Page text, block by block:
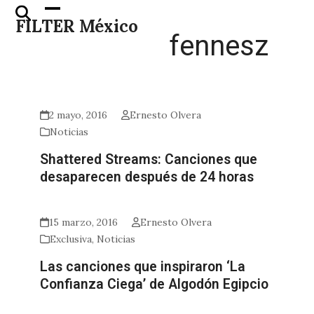
Skip
FILTER México
Open
mobile
Close
mobile
fennesz
2 mayo, 2016
Ernesto Olvera
Noticias
Shattered Streams: Canciones que
desaparecen después de 24 horas
15 marzo, 2016
Ernesto Olvera
Exclusiva, Noticias
Las canciones que inspiraron ‘La
Confianza Ciega’ de Algodón Egipcio